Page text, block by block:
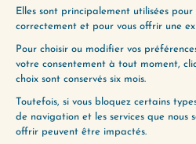
indiqués avec*
Commentaire